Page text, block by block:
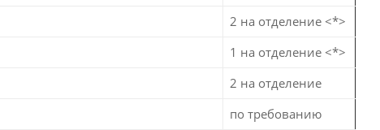
2 на отделение <*>
1 на отделение <*>
2 на отделение
по требованию